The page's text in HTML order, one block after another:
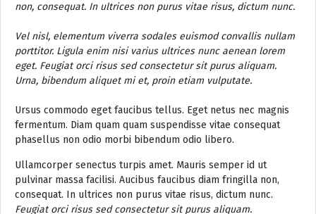
non, consequat. In ultrices non purus vitae risus, dictum nunc.
Vel nisl, elementum viverra sodales euismod convallis nullam
porttitor. Ligula enim nisi varius ultrices nunc aenean lorem
eget. Feugiat orci risus sed consectetur sit purus aliquam.
Urna, bibendum aliquet mi et, proin etiam vulputate.
Ursus commodo eget faucibus tellus. Eget netus nec magnis
fermentum. Diam quam quam suspendisse vitae consequat
phasellus non odio morbi bibendum odio libero.
Ullamcorper senectus turpis amet. Mauris semper id ut
pulvinar massa facilisi. Aucibus faucibus diam fringilla non,
consequat. In ultrices non purus vitae risus, dictum nunc.
Feugiat orci risus sed consectetur sit purus aliquam.